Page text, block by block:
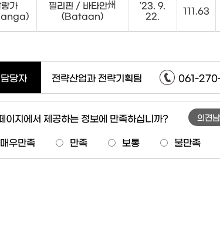
랑가
필리핀 / 바타안州
(Bataan)
’23. 9.
22.
111.63
담당자 전략산업과 전략기획팀 061-
이지에서 제공하는 정보에 만족하십니까?
매우만족 만족 보통 불만족
의견남